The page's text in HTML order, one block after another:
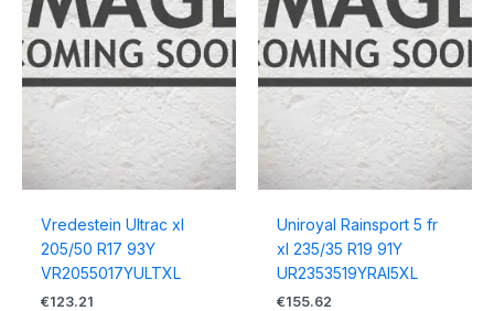
Vredestein Ultrac xl
205/50 R17 93Y
VR2055017YULTXL
€123.21
Uniroyal Rainsport 5 fr
xl 235/35 R19 91Y
UR2353519YRAI5XL
€155.62